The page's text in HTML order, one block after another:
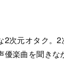
2次元オタク。
優楽曲を聞きな